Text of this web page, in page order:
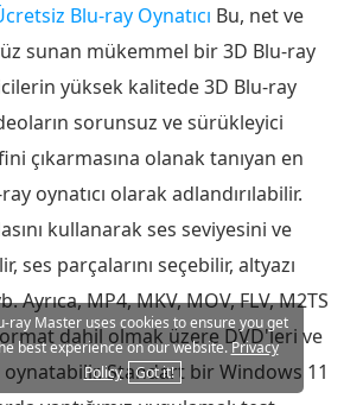
Blu-ray Oynatıcı Bu, net ve
sunan mükemmel bir 3D Blu-ray
yüksek kalitede 3D Blu-ray
sorunsuz ve sürükleyici
çıkarmasına olanak tanıyan en
oynatıcı olarak adlandırılabilir.
kullanarak ses seviyesini ve
ses parçalarını seçebilir, altyazı
Ayrıca, MP4, MKV, MOV, FLV, M2TS
dahil olmak üzere DVD'leri ve
Standart bir Windows 11
ray Master uses cookies to ensure you get
best experience on our website.Privacy
Policy
Got it!